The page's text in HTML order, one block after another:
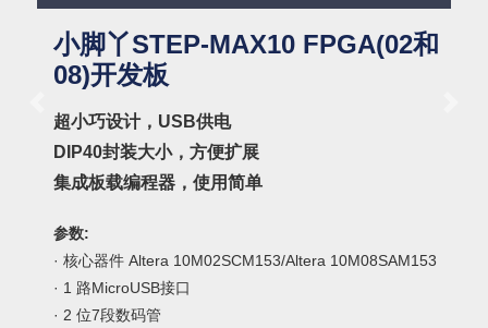
小脚丫STEP-MAX10 FPGA(02和
08)开发板
超小巧设计，USB供电
DIP40封装大小，方便扩展
集成板载编程器，使用简单
参数:
· 核心器件 Altera 10M02SCM153/Altera 10M08SAM153
· 1 路MicroUSB接口
· 2 位7段数码管
Previous slide